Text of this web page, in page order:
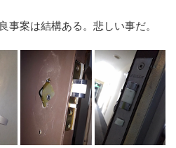
事案は結構ある。悲しい事だ。